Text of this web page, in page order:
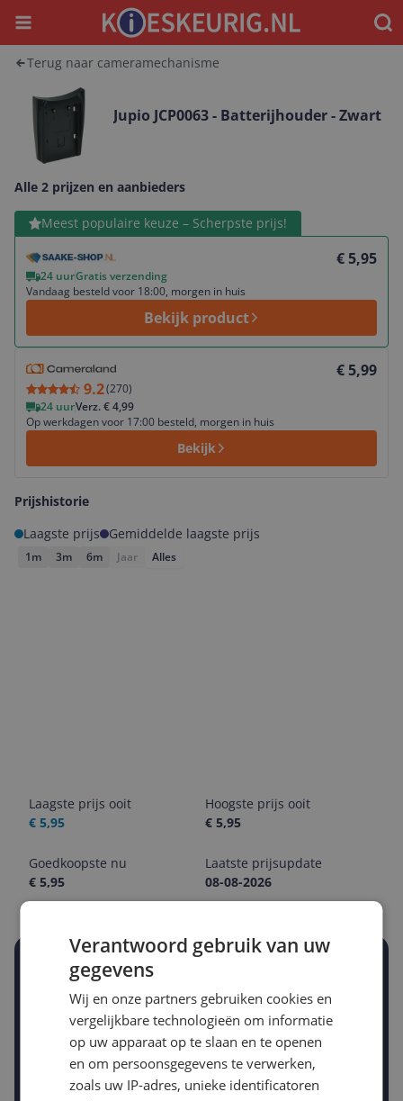
Menu
Terug naar cameramechanisme
Jupio JCP0063 - Batterijhouder - Zwart
Alle 2 prijzen en aanbieders
Meest populaire keuze – Scherpste prijs!
€ 5,95
24 uurGratis verzending
Vandaag besteld voor 18:00, morgen in huis
Bekijk product
Bekijk product
9.2(270)
€ 5,99
24 uurVerz. € 4,99
Op werkdagen voor 17:00 besteld, morgen in huis
Bekijk
Prijshistorie
Laagste prijs
Gemiddelde laagste prijs
1m 3m 6m Jaar Alles
Laagste prijs ooit
€ 5,95
Hoogste prijs ooit
€ 5,95
Goedkoopste nu
€ 5,95
Laatste prijsupdate
08-08-2026
Stel een alert in en mis geen prijsdaling
Krijg een seintje zodra de prijs zakt
Jouw e-mailadres
Gewenste daling of bedrag
Gewenste prijs
Verantwoord gebruik van uw
gegevens
Wij en onze partners gebruiken cookies en
vergelijkbare technologieën om informatie
op uw apparaat op te slaan en te openen
en om persoonsgegevens te verwerken,
zoals uw IP-adres, unieke identificatoren